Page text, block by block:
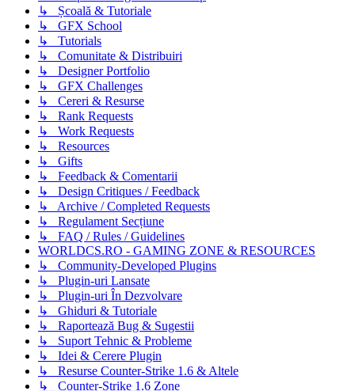
↳ Școală & Tutoriale
↳ GFX School
↳ Tutorials
↳ Comunitate & Distribuiri
↳ Designer Portfolio
↳ GFX Challenges
↳ Cereri & Resurse
↳ Rank Requests
↳ Work Requests
↳ Resources
↳ Gifts
↳ Feedback & Comentarii
↳ Design Critiques / Feedback
↳ Archive / Completed Requests
↳ Regulament Secțiune
↳ FAQ / Rules / Guidelines
WORLDCS.RO - GAMING ZONE & RESOURCES
↳ Community-Developed Plugins
↳ Plugin-uri Lansate
↳ Plugin-uri În Dezvolvare
↳ Ghiduri & Tutoriale
↳ Raportează Bug & Sugestii
↳ Suport Tehnic & Probleme
↳ Idei & Cerere Plugin
↳ Resurse Counter-Strike 1.6 & Altele
↳ Counter-Strike 1.6 Zone